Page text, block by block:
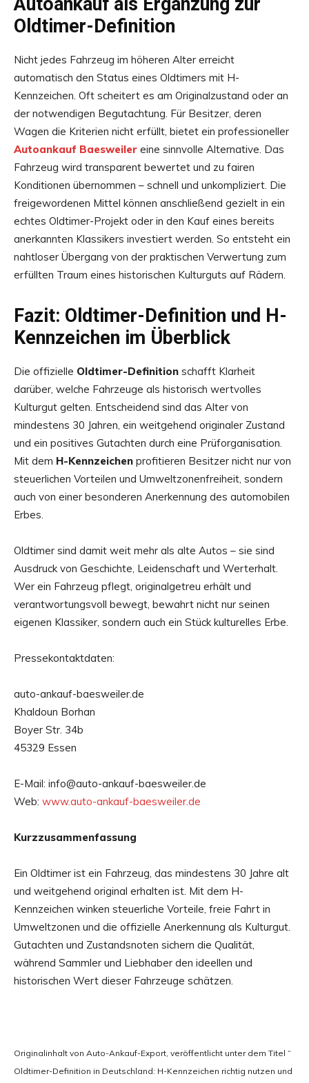
Autoankauf als Ergänzung zur
Oldtimer-Definition
Nicht jedes Fahrzeug im höheren Alter erreicht
automatisch den Status eines Oldtimers mit H-
Kennzeichen. Oft scheitert es am Originalzustand oder an
der notwendigen Begutachtung. Für Besitzer, deren
Wagen die Kriterien nicht erfüllt, bietet ein professioneller
Autoankauf Baesweiler eine sinnvolle Alternative. Das
Fahrzeug wird transparent bewertet und zu fairen
Konditionen übernommen – schnell und unkompliziert. Die
freigewordenen Mittel können anschließend gezielt in ein
echtes Oldtimer-Projekt oder in den Kauf eines bereits
anerkannten Klassikers investiert werden. So entsteht ein
nahtloser Übergang von der praktischen Verwertung zum
erfüllten Traum eines historischen Kulturguts auf Rädern.
Fazit: Oldtimer-Definition und H-
Kennzeichen im Überblick
Die offizielle Oldtimer-Definition schafft Klarheit
darüber, welche Fahrzeuge als historisch wertvolles
Kulturgut gelten. Entscheidend sind das Alter von
mindestens 30 Jahren, ein weitgehend originaler Zustand
und ein positives Gutachten durch eine Prüforganisation.
Mit dem H-Kennzeichen profitieren Besitzer nicht nur von
steuerlichen Vorteilen und Umweltzonenfreiheit, sondern
auch von einer besonderen Anerkennung des automobilen
Erbes.
Oldtimer sind damit weit mehr als alte Autos – sie sind
Ausdruck von Geschichte, Leidenschaft und Werterhalt.
Wer ein Fahrzeug pflegt, originalgetreu erhält und
verantwortungsvoll bewegt, bewahrt nicht nur seinen
eigenen Klassiker, sondern auch ein Stück kulturelles Erbe.
Pressekontaktdaten:
auto-ankauf-baesweiler.de
Khaldoun Borhan
Boyer Str. 34b
45329 Essen
E-Mail: info@auto-ankauf-baesweiler.de
Web: www.auto-ankauf-baesweiler.de
Kurzzusammenfassung
Ein Oldtimer ist ein Fahrzeug, das mindestens 30 Jahre alt
und weitgehend original erhalten ist. Mit dem H-
Kennzeichen winken steuerliche Vorteile, freie Fahrt in
Umweltzonen und die offizielle Anerkennung als Kulturgut.
Gutachten und Zustandsnoten sichern die Qualität,
während Sammler und Liebhaber den ideellen und
historischen Wert dieser Fahrzeuge schätzen.
Originalinhalt von Auto-Ankauf-Export, veröffentlicht unter dem Titel “
Oldtimer-Definition in Deutschland: H-Kennzeichen richtig nutzen und